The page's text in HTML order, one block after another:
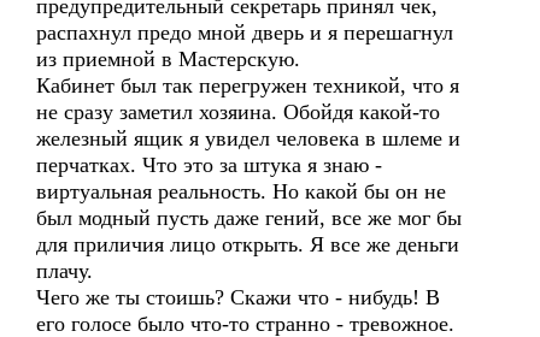
предупредительный секретарь принял чек,
распахнул предо мной дверь и я перешагнул
из приемной в Мастерскую.
Кабинет был так перегружен техникой, что я
не сразу заметил хозяина. Обойдя какой-то
железный ящик я увидел человека в шлеме и
перчатках. Что это за штука я знаю -
виртуальная реальность. Но какой бы он не
был модный пусть даже гений, все же мог бы
для приличия лицо открыть. Я все же деньги
плачу.
Чего же ты стоишь? Скажи что - нибудь! В
его голосе было что-то странно - тревожное.